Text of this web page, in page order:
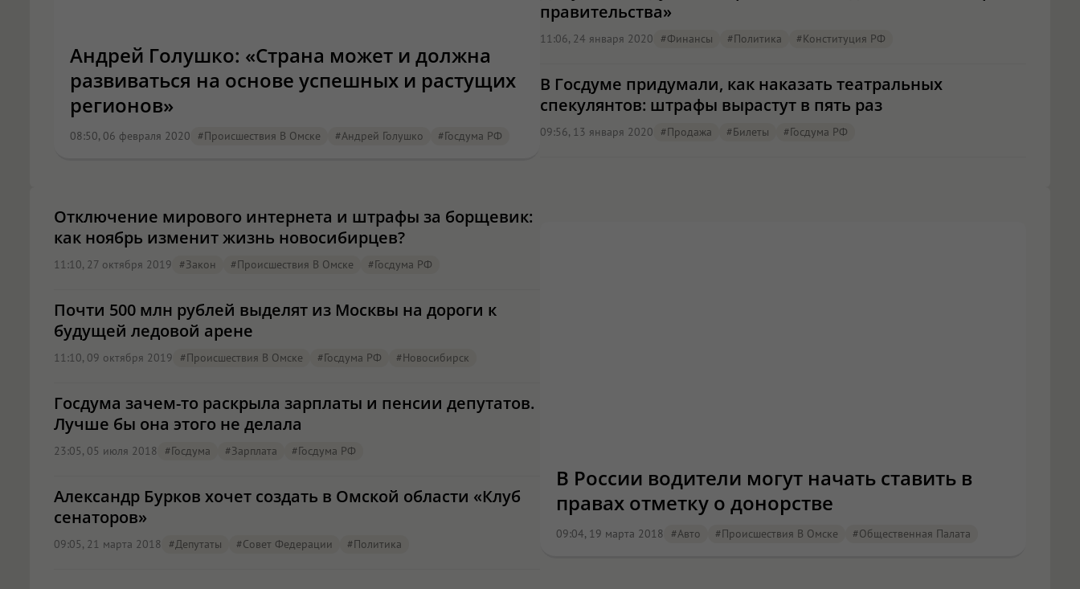
Андрей Голушко: «Страна может и должна
развиваться на основе успешных и растущих
регионов»
08:50, 06 февраля 2020 #Происшествия В Омске #Андрей Голушко #Госдума РФ
правительства»
11:06, 24 января 2020 #финансы #Политика #конституция РФ
В Госдуме придумали, как наказать театральных
спекулянтов: штрафы вырастут в пять раз
09:56, 13 января 2020 #продажа #билеты #Госдума РФ
Отключение мирового интернета и штрафы за борщевик:
как ноябрь изменит жизнь новосибирцев?
11:10, 27 октября 2019 #закон #Происшествия В Омске #Госдума РФ
Почти 500 млн рублей выделят из Москвы на дороги к
будущей ледовой арене
11:10, 09 октября 2019 #Происшествия В Омске #Госдума РФ #Новосибирск
Госдума зачем-то раскрыла зарплаты и пенсии депутатов.
Лучше бы она этого не делала
23:05, 05 июля 2018 #Госдума #зарплата #Госдума РФ
Александр Бурков хочет создать в Омской области «Клуб
сенаторов»
09:05, 21 марта 2018 #депутаты #совет Федерации #Политика
В России водители могут начать ставить в
правах отметку о донорстве
09:04, 19 марта 2018 #Авто #Происшествия В Омске #Общественная Палата